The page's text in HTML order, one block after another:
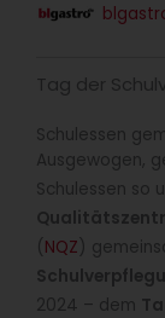
Tag der
Schulessen
Ausgewogen,
Schulessen so
( NQZ)
2024 – dem